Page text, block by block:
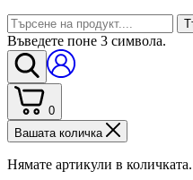
Въведете поне 3 символа.
0
Вашата количка
Нямате артикули в количката.